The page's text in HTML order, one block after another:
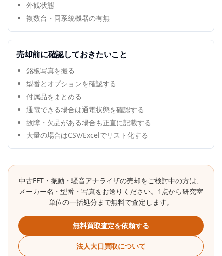
外観状態
複数台・同系統機器の有無
売却前に確認しておきたいこと
銘板写真を撮る
型番とオプションを確認する
付属品をまとめる
通電できる場合は通電状態を確認する
故障・欠品がある場合も正直に記載する
大量の場合はCSV/Excelでリスト化する
中古FFT・振動・騒音アナライザの売却をご検討中の方は、
メーカー名・型番・写真をお送りください。1点から研究室
単位の一括処分まで無料で査定します。
無料買取査定を依頼する
法人大口買取について